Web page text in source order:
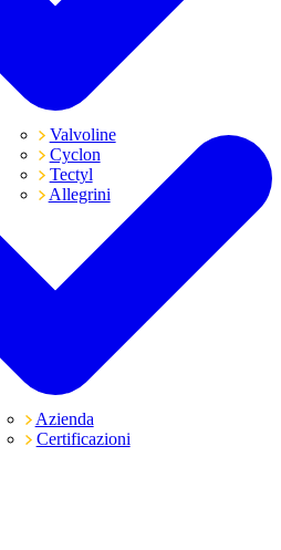
Valvoline
Cyclon
Tectyl
Allegrini
Azienda
Certificazioni